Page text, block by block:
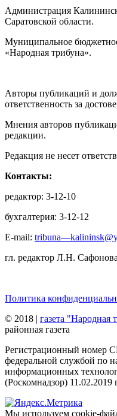
Администрация
Саратовской области.
Муниципальное
«Народная трибуна».
Авторы публикаций и
ответственность за
Мнения авторов
редакции.
Редакция не несет
Контакты:
редактор: 3-12-10
бухгалтерия: 3-12-12
E-mail:
гл. редактор Л.Н. Сафонова
Политика
© 2018 | газета "Народная
районная газета
Регистрационный
федеральной службой по
информационных
(Роскомнадзор) 11.02.2019
Мы используем cookie-